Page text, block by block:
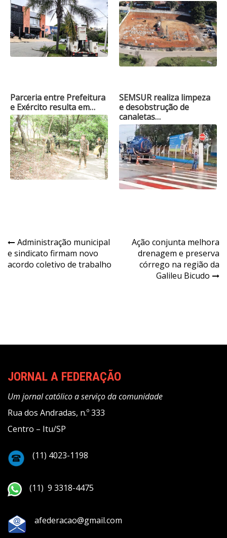
Parceria entre Prefeitura
e Exército resulta em…
SEMSUR realiza limpeza
e desobstrução de
canaletas…
Navegação
de
Administração municipal
e sindicato firmam novo
acordo coletivo de trabalho
Ação conjunta melhora
drenagem e preserva
córrego na região da
Galileu Bicudo
JORNAL A FEDERAÇÃO
Um jornal católico a serviço da comunidade
Rua dos Andradas, n.º 333
Centro – Itu/SP
(11) 4023-1198
(11) 9 3318-4475
afederacao@gmail.com